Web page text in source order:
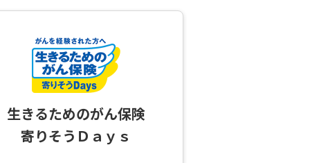
生きるためのがん保険
寄りそうＤａｙｓ